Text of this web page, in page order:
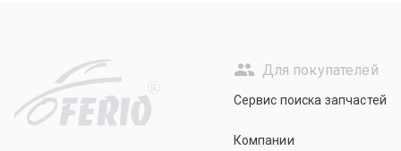
R
Для покупателей
Сервис поиска запчастей
Компании